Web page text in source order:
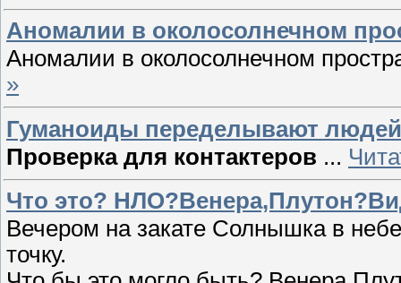
Аномалии в околосолнечном
Аномалии в околосолнечном
»
Гуманоиды переделывают людей
Проверка для контактеров ...
Что это?
Вечером на закате Солнышка в
точку.